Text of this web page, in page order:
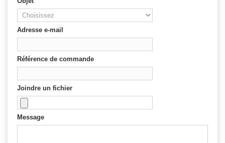
Adresse e-mail
Référence de commande
Joindre un fichier
Message